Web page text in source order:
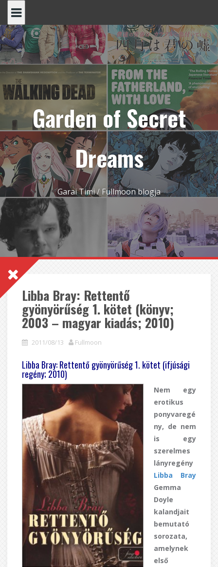
content
Garden of Secret
Dreams
Garai Timi / Fullmoon blogja
Libba Bray: Rettentő
gyönyörűség 1. kötet (könyv;
2003 – magyar kiadás; 2010)
2011/08/13 Fullmoon
Libba Bray: Rettentő gyönyörűség 1. kötet (ifjúsági
regény; 2010)
Nem egy
erotikus
ponyvaregé
ny, de nem
is egy
szerelmes
lányregény
Libba Bray
Gemma
Doyle
kalandjait
bemutató
sorozata,
amelynek
első